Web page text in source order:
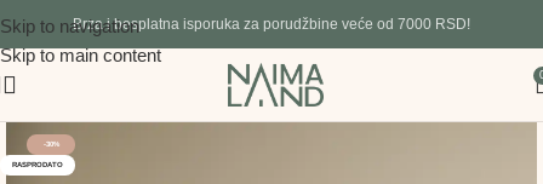
Skip to navigation
Skip to main content
Brza i besplatna isporuka za porudžbine veće od 7000 RSD!
-30%
RASPRODATO